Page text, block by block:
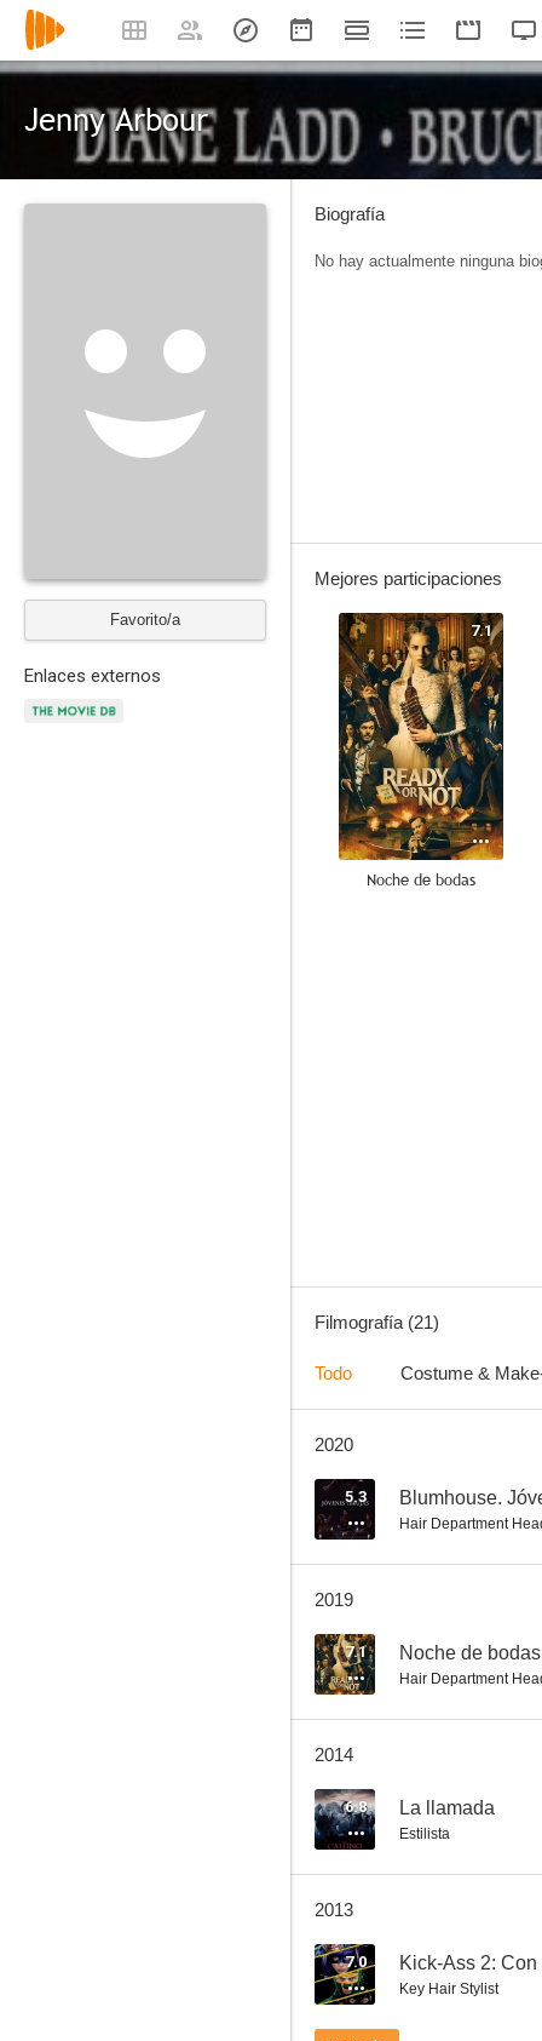
Jenny Arbour
Favorito/a
Enlaces externos
Biografía
No hay actualmente ninguna
Mejores participaciones
7.1
Noche de bodas
Filmografía (21)
Todo Costume &
2020
5.3 Blumhouse.
Hair Department
2019
7.1 Noche de bodas
Hair Department
2014
6.8 La llamada
Estilista
2013
7.0 Kick-Ass 2: Con
Key Hair Stylist